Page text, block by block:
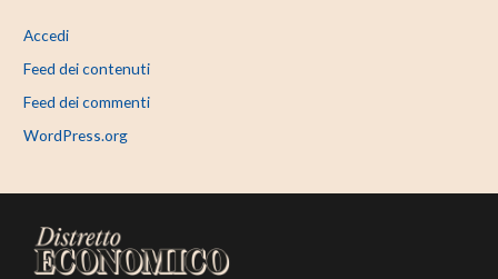
Accedi
Feed dei contenuti
Feed dei commenti
WordPress.org